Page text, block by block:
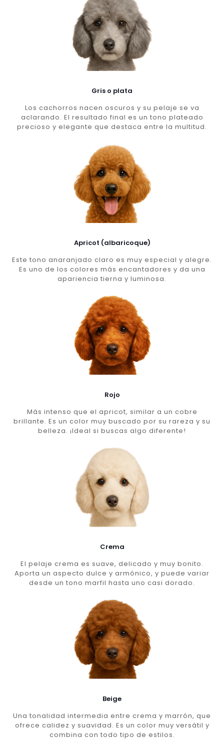
Gris o plata
Los cachorros nacen oscuros y su pelaje se va
aclarando. El resultado final es un tono plateado
precioso y elegante que destaca entre la multitud.
Apricot (albaricoque)
Este tono anaranjado claro es muy especial y alegre.
Es uno de los colores más encantadores y da una
apariencia tierna y luminosa.
Rojo
Más intenso que el apricot, similar a un cobre
brillante. Es un color muy buscado por su rareza y su
belleza. ¡Ideal si buscas algo diferente!
Crema
El pelaje crema es suave, delicado y muy bonito.
Aporta un aspecto dulce y armónico, y puede variar
desde un tono marfil hasta uno casi dorado.
Beige
Una tonalidad intermedia entre crema y marrón, que
ofrece calidez y suavidad. Es un color muy versátil y
combina con todo tipo de estilos.